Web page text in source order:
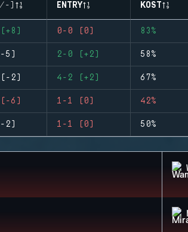
) ENTRY KOST
0-0 (0) 83%
5) 2-0 (+2) 58%
2) 4-2 (+2) 67%
6) 1-1 (0) 42%
2) 1-1 (0) 50%